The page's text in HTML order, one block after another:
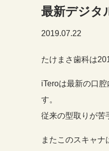
インプラント最新デジタ
2019.07.22
たけまさ歯科は
iTeroは最新の口
す。
従来の型取りが苦
またこのスキャ